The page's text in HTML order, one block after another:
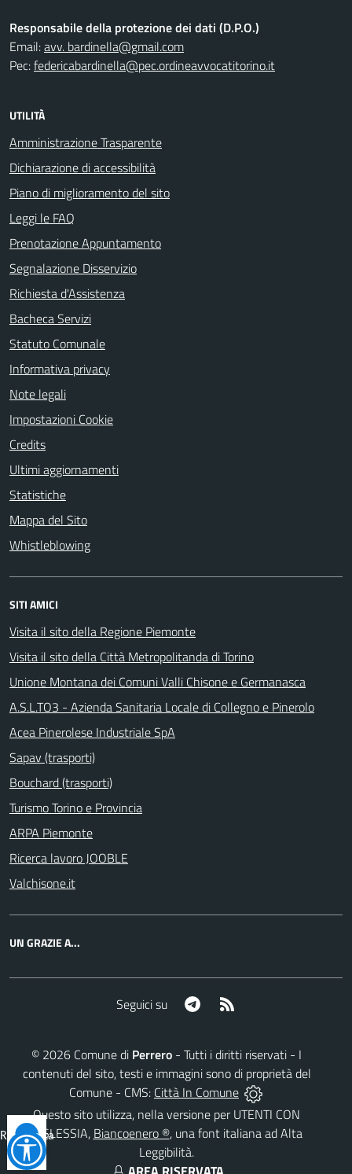
Responsabile della protezione dei dati (D.P.O.)
Email:avv. bardinella@gmail.com
Pec:federicabardinella@pec.ordineavvocatitorino.it
UTILITÀ
Amministrazione Trasparente
Dichiarazione di accessibilità
Piano di miglioramento del sito
Leggi le FAQ
Prenotazione Appuntamento
Segnalazione Disservizio
Richiesta d'Assistenza
Bacheca Servizi
Statuto Comunale
Informativa privacy
Note legali
Impostazioni Cookie
Credits
Ultimi aggiornamenti
Statistiche
Mappa del Sito
Whistleblowing
SITI AMICI
Visita il sito della Regione Piemonte
Visita il sito della Città Metropolitanda di Torino
Unione Montana dei Comuni Valli Chisone e Germanasca
A.S.L.TO3 - Azienda Sanitaria Locale di Collegno e Pinerolo
Acea Pinerolese Industriale SpA
Sapav (trasporti)
Bouchard (trasporti)
Turismo Torino e Provincia
ARPA Piemonte
Ricerca lavoro JOOBLE
Valchisone.it
UN GRAZIE A...
Seguici su Telegram
© 2026 Comune di Perrero - Tutti i diritti riservati - I
contenuti del sito, testi e immagini sono di proprietà del
Comune - CMS: Città In Comune
Questo sito utilizza, nella versione per UTENTI CON
DISLESSIA, Biancoenero ®, una font italiana ad Alta
Leggibilità.
Reimposta
tutto